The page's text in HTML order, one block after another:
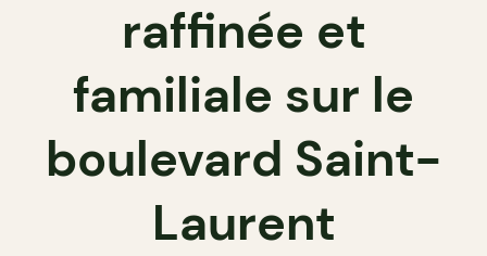
raffinée et
familiale sur le
boulevard Saint-
Laurent